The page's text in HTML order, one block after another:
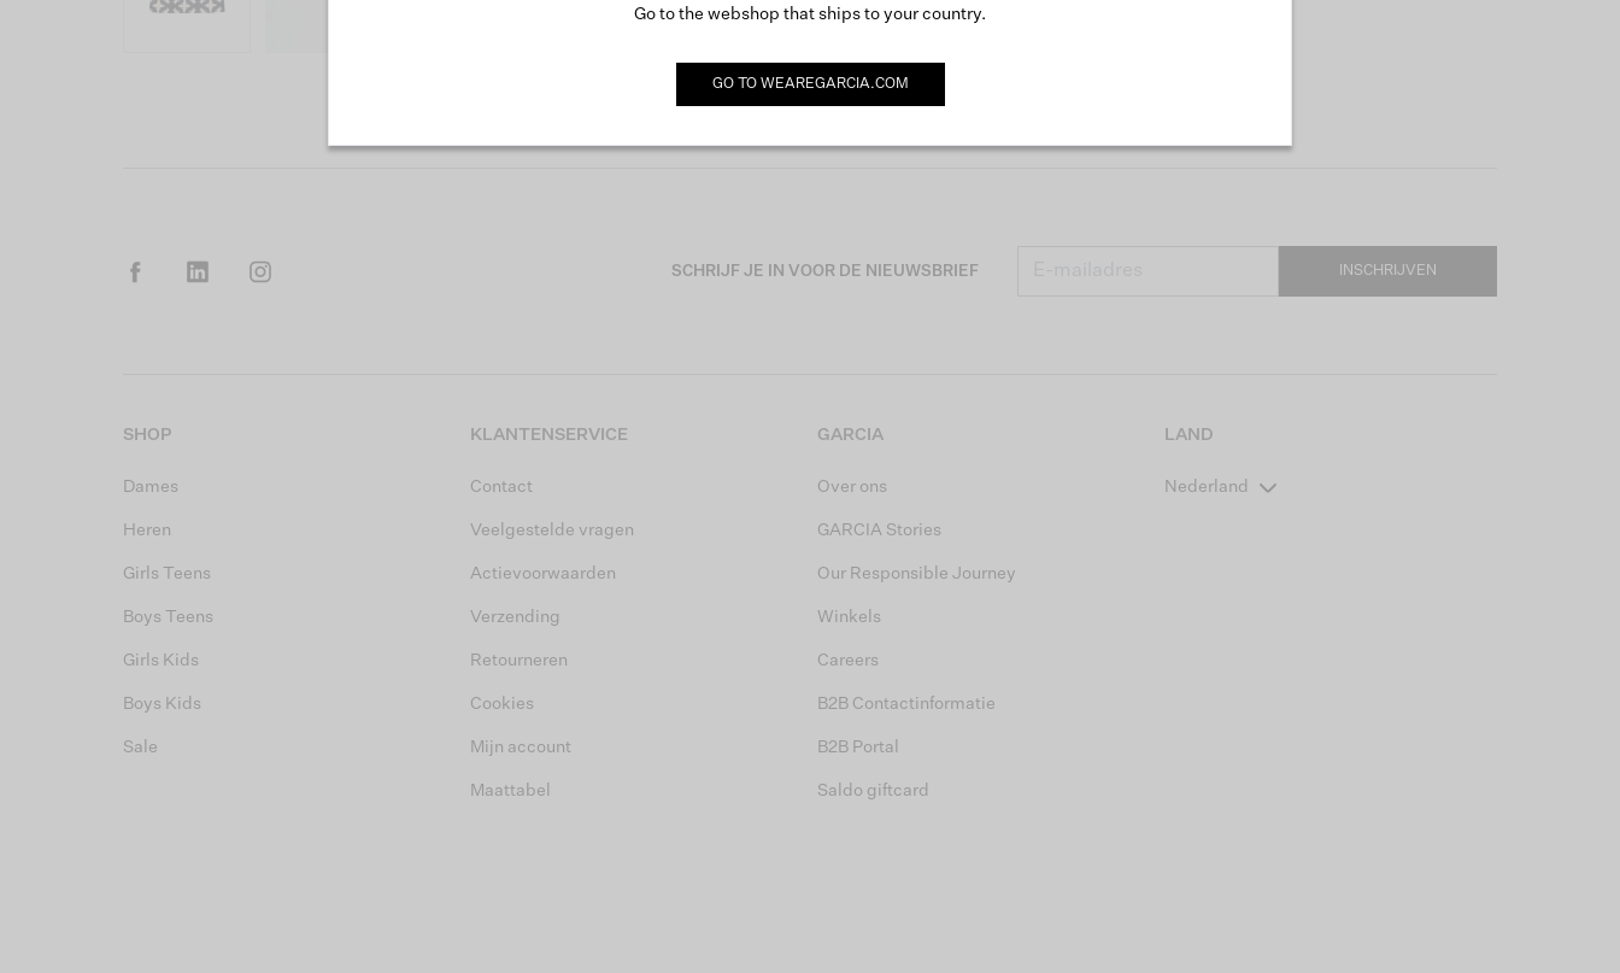
SCHRIJF JE IN VOOR DE NIEUWSBRIEF INSCHRIJVEN
SHOP
Dames
Heren
Girls Teens
Boys Teens
Girls Kids
Boys Kids
Sale
KLANTENSERVICE
Contact
Veelgestelde vragen
Actievoorwaarden
Verzending
Retourneren
Cookies
Mijn account
Maattabel
GARCIA
Over ons
GARCIA Stories
Our Responsible Journey
Winkels
Careers
B2B Contactinformatie
B2B Portal
Saldo giftcard
LAND
Nederland
Go to the webshop that ships to your country.
GO TO WEAREGARCIA.COM